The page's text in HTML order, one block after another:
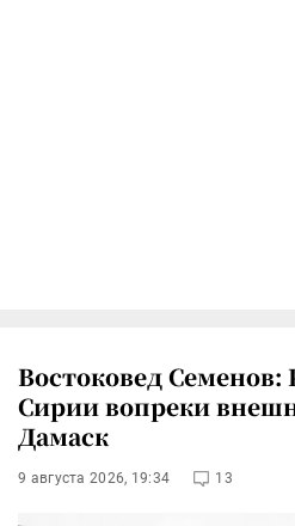
Востоковед Семенов:
Сирии вопреки
Дамаск
9 августа 2026, 19:34 13